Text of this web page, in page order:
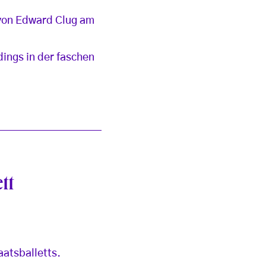
Edward Clug am
in der faschen